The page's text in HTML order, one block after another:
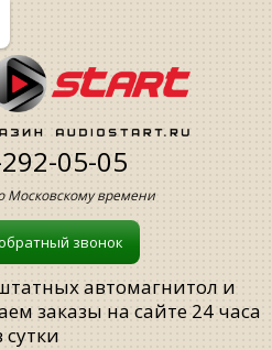
05-05
Московскому времени
звонок
автомагнитол и
заказы на сайте 24 часа
сутки